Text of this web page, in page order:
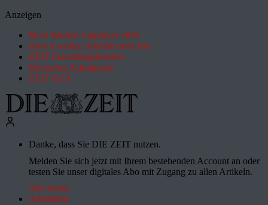
Anzeigen
Most Wanted Employer 2026
How it works: Studium und Job
ZEIT Forschungskosmos
Deutsches Schulportal
ZEIT für X
Danke, dass Sie DIE ZEIT nutzen.
Melden Sie sich jetzt mit Ihrem bestehenden Account an oder
testen Sie unser digitales Abo mit Zugang zu allen Artikeln.
Abo testen
Anmelden